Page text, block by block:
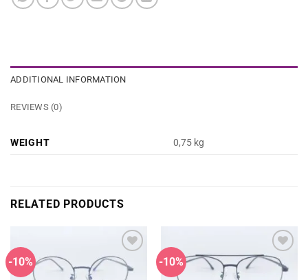
ADDITIONAL INFORMATION
REVIEWS (0)
WEIGHT 0,75 kg
RELATED PRODUCTS
-10% -10%